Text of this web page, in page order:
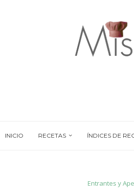
INICIO RECETAS ÍNDICES DE
Entrantes y